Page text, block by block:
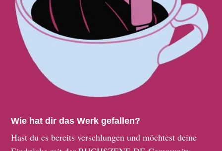
Wie hat dir das Werk gefallen?
Hast du es bereits verschlungen und möchtest deine